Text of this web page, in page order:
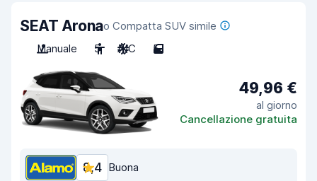
SEAT Aronao Compatta SUV simile
Manuale
5 A/C 5
49,96 €
al giorno
Cancellazione gratuita
8,4 Buona